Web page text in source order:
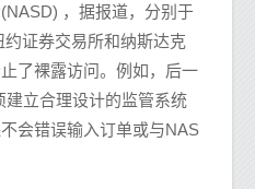
，据报道，分别于
证券交易所和纳斯达克
了裸露访问。例如，后一
建立合理设计的监管系统
会错误输入订单或与NAS